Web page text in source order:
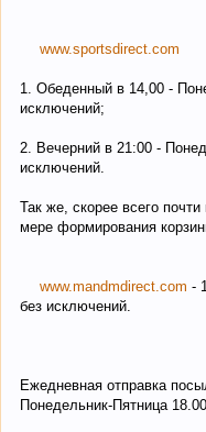
www.sportsdirect.com
1. Обеденный в 14,00 -
исключений;
2. Вечерний в 21:00 -
исключений.
Так же, скорее всего
мере формирования
www.mandmdirect.com -
без исключений.
Ежедневная отправка
Понедельник-Пятница 18.00